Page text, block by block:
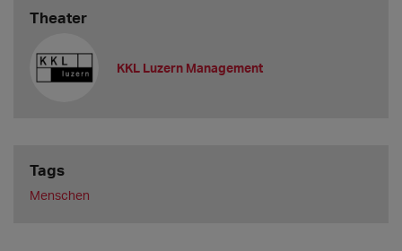
Theater
KKL Luzern Management
Tags
Menschen